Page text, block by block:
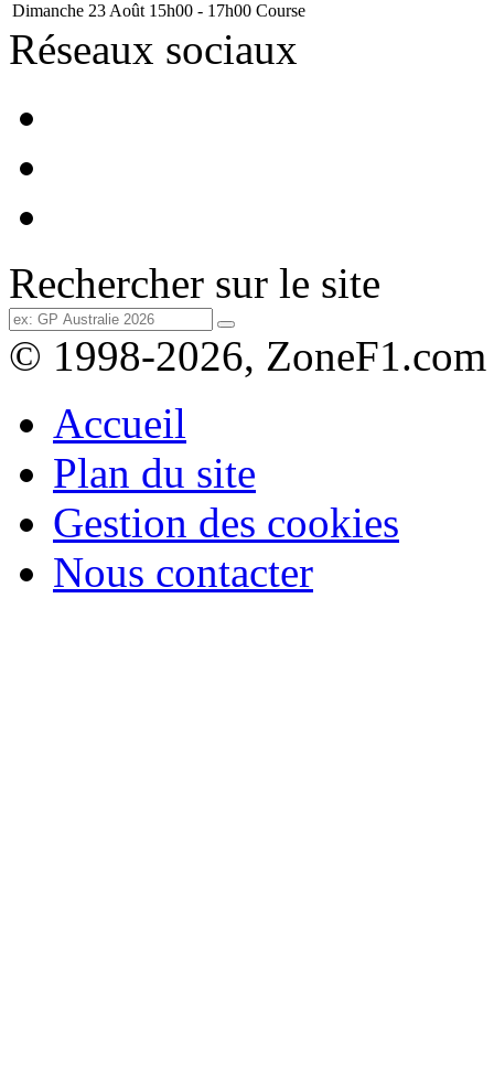
Dimanche 23 Août 15h00 - 17h00 Course
Réseaux sociaux
Rechercher sur le site
© 1998-2026, ZoneF1.com
Accueil
Plan du site
Gestion des cookies
Nous contacter